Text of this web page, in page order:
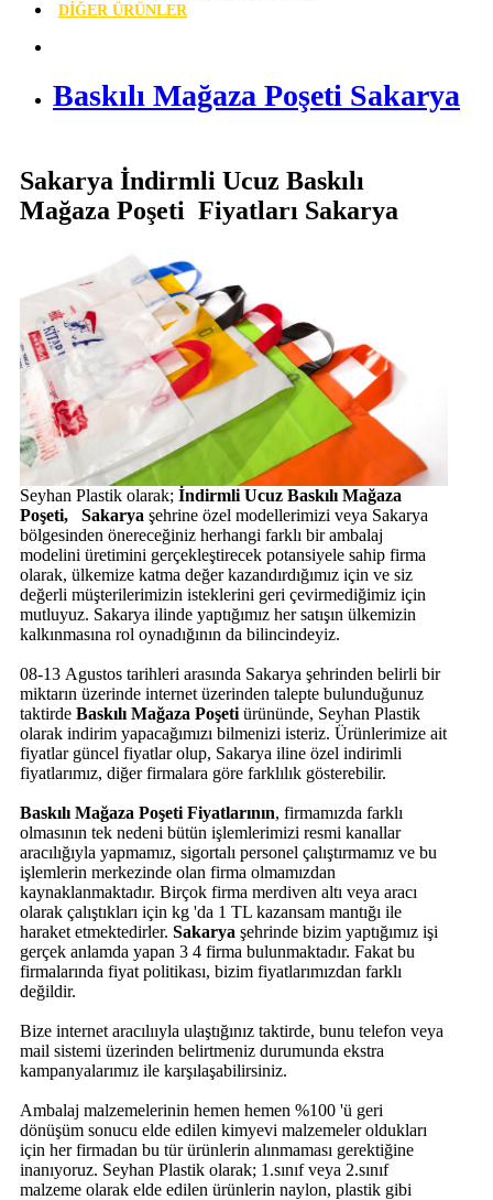
DİĞER ÜRÜNLER
Baskılı Mağaza Poşeti Sakarya
Sakarya İndirmli Ucuz Baskılı
Mağaza Poşeti Fiyatları Sakarya
Seyhan Plastik olarak; İndirmli Ucuz Baskılı Mağaza
Poşeti, Sakarya şehrine özel modellerimizi veya Sakarya
bölgesinden önereceğiniz herhangi farklı bir ambalaj
modelini üretimini gerçekleştirecek potansiyele sahip firma
olarak, ülkemize katma değer kazandırdığımız için ve siz
değerli müşterilerimizin isteklerini geri çevirmediğimiz için
mutluyuz. Sakarya ilinde yaptığımız her satışın ülkemizin
kalkınmasına rol oynadığının da bilincindeyiz.
08-13 Agustos tarihleri arasında Sakarya şehrinden belirli bir
miktarın üzerinde internet üzerinden talepte bulunduğunuz
taktirde Baskılı Mağaza Poşeti ürününde, Seyhan Plastik
olarak indirim yapacağımızı bilmenizi isteriz. Ürünlerimize ait
fiyatlar güncel fiyatlar olup, Sakarya iline özel indirimli
fiyatlarımız, diğer firmalara göre farklılık gösterebilir.
Baskılı Mağaza Poşeti Fiyatlarının, firmamızda farklı
olmasının tek nedeni bütün işlemlerimizi resmi kanallar
aracılığıyla yapmamız, sigortalı personel çalıştırmamız ve bu
işlemlerin merkezinde olan firma olmamızdan
kaynaklanmaktadır. Birçok firma merdiven altı veya aracı
olarak çalıştıkları için kg 'da 1 TL kazansam mantığı ile
haraket etmektedirler. Sakarya şehrinde bizim yaptığımız işi
gerçek anlamda yapan 3 4 firma bulunmaktadır. Fakat bu
firmalarında fiyat politikası, bizim fiyatlarımızdan farklı
değildir.
Bize internet aracılııyla ulaştığınız taktirde, bunu telefon veya
mail sistemi üzerinden belirtmeniz durumunda ekstra
kampanyalarımız ile karşılaşabilirsiniz.
Ambalaj malzemelerinin hemen hemen %100 'ü geri
dönüşüm sonucu elde edilen kimyevi malzemeler oldukları
için her firmadan bu tür ürünlerin alınmaması gerektiğine
inanıyoruz. Seyhan Plastik olarak; 1.sınıf veya 2.sınıf
malzeme olarak elde edilen ürünlerin naylon, plastik gibi